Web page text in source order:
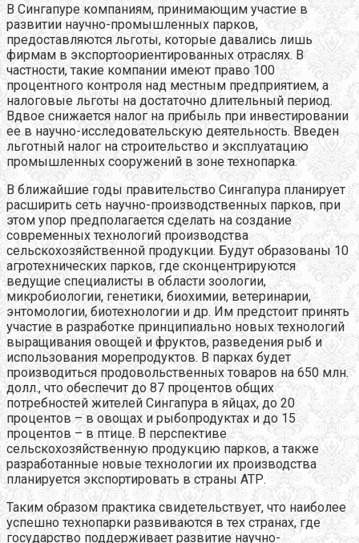
В Сингапуре компаниям, принимающим участие в
развитии научно-промышленных парков,
предоставляются льготы, которые давались лишь
фирмам в экспортоориентированных отраслях. В
частности, такие компании имеют право 100
процентного контроля над местным предприятием, а
налоговые льготы на достаточно длительный период.
Вдвое снижается налог на прибыль при инвестировании
ее в научно-исследовательскую деятельность. Введен
льготный налог на строительство и эксплуатацию
промышленных сооружений в зоне технопарка.
В ближайшие годы правительство Сингапура планирует
расширить сеть научно-производственных парков, при
этом упор предполагается сделать на создание
современных технологий производства
сельскохозяйственной продукции. Будут образованы 10
агротехнических парков, где сконцентрируются
ведущие специалисты в области зоологии,
микробиологии, генетики, биохимии, ветеринарии,
энтомологии, биотехнологии и др. Им предстоит принять
участие в разработке принципиально новых технологий
выращивания овощей и фруктов, разведения рыб и
использования морепродуктов. В парках будет
производиться продовольственных товаров на 650 млн.
долл., что обеспечит до 87 процентов общих
потребностей жителей Сингапура в яйцах, до 20
процентов – в овощах и рыбопродуктах и до 15
процентов – в птице. В перспективе
сельскохозяйственную продукцию парков, а также
разработанные новые технологии их производства
планируется экспортировать в страны АТР.
Таким образом практика свидетельствует, что наиболее
успешно технопарки развиваются в тех странах, где
государство поддерживает развитие научно-